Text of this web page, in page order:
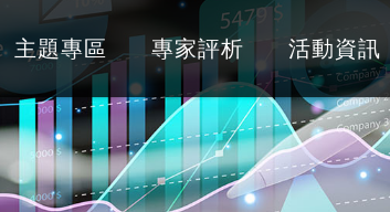
主題專區 專家評析 活動資訊